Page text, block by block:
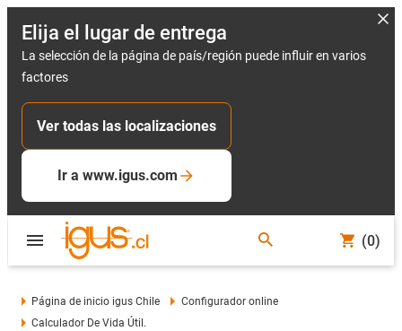
Elija el lugar de entrega
La selección de la página de país/región puede influir en varios
factores
Ver todas las localizaciones
Ir a www.igus.com
(0)
Página de inicio igus Chile
Configurador online
Calculador De Vida Útil.